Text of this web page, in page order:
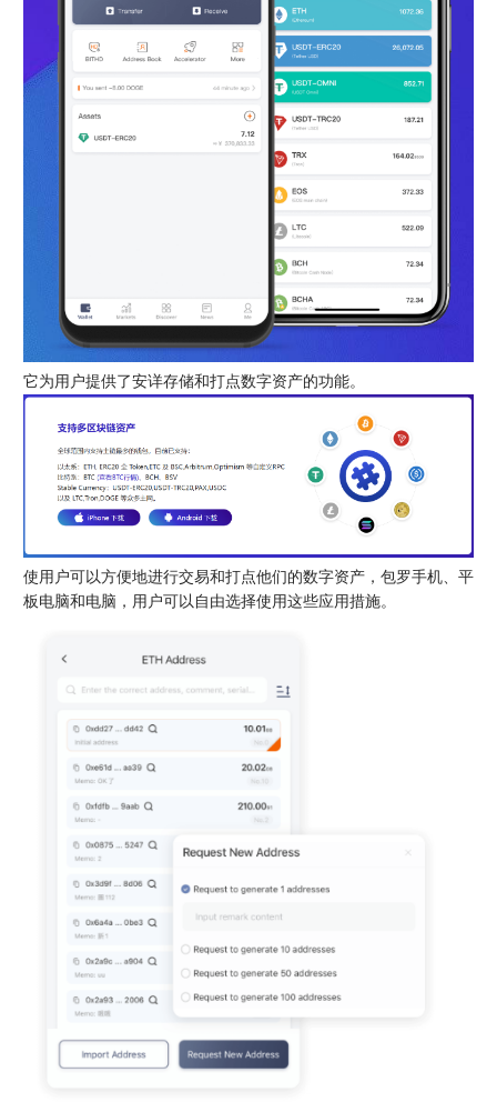
它为用户提供了安详存储和打点数字资产的功能。
使用户可以方便地进行交易和打点他们的数字资产，包罗手机、平
板电脑和电脑，用户可以自由选择使用这些应用措施。